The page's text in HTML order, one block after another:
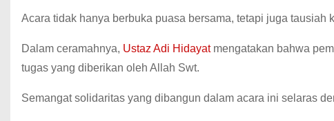
Acara tidak hanya berbuka puasa bersama, tetapi juga tausiah
Dalam ceramahnya, Ustaz Adi Hidayatmengatakan bahwa
tugas yang diberikan oleh Allah Swt.
Semangat solidaritas yang dibangun dalam acara ini selaras